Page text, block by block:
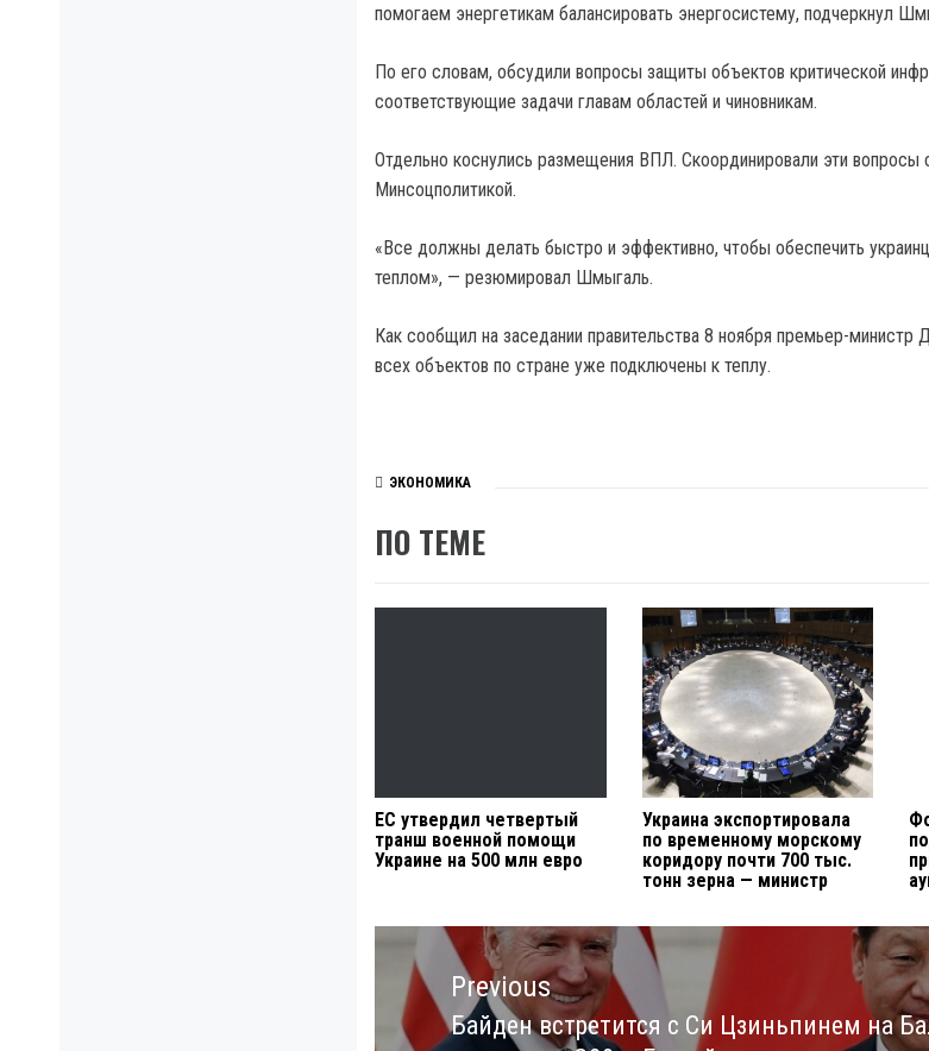
помогаем энергетикам балансировать энергосистему, подчеркнул
По его словам, обсудили вопросы защиты объектов критической
соответствующие задачи главам областей и чиновникам.
Отдельно коснулись размещения ВПЛ. Скоординировали эти вопросы
Минсоцполитикой.
«Все должны делать быстро и эффективно, чтобы обеспечить
теплом», — резюмировал Шмыгаль.
Как сообщил на заседании правительства 8 ноября премьер-министр
всех объектов по стране уже подключены к теплу.
ЭКОНОМИКА
ПО ТЕМЕ
ЕС утвердил четвертый
транш военной помощи
Украине на 500 млн евро
Украина экспортировала
по временному морскому
коридору почти 700 тыс.
тонн зерна — министр
Навигация
записямPrevious
Previous
Байден встретится с Си Цзиньпинем на